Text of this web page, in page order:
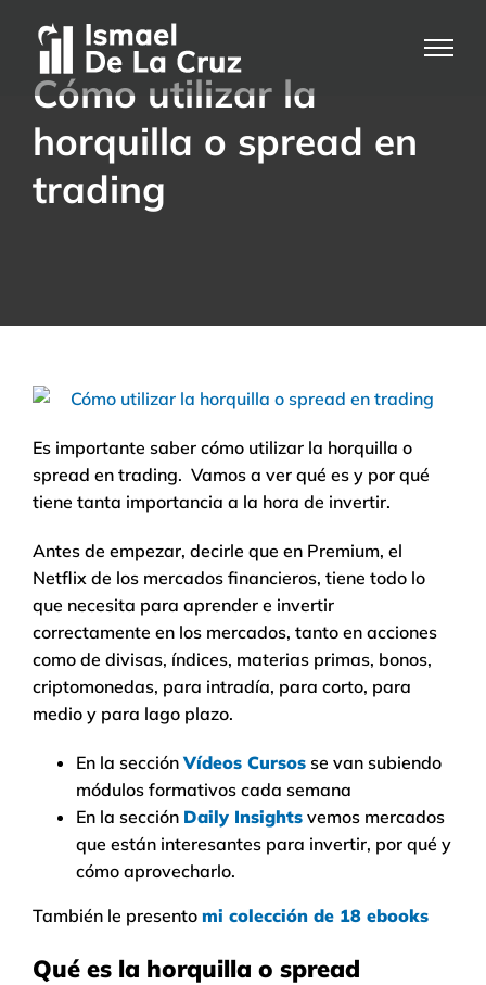
Cómo utilizar la
horquilla o spread en
trading
Es importante saber cómo utilizar la horquilla o
spread en trading. Vamos a ver qué es y por qué
tiene tanta importancia a la hora de invertir.
Antes de empezar, decirle que en Premium, el
Netflix de los mercados financieros, tiene todo lo
que necesita para aprender e invertir
correctamente en los mercados, tanto en acciones
como de divisas, índices, materias primas, bonos,
criptomonedas, para intradía, para corto, para
medio y para lago plazo.
En la sección Vídeos Cursos se van subiendo
módulos formativos cada semana
En la sección Daily Insights vemos mercados
que están interesantes para invertir, por qué y
cómo aprovecharlo.
También le presento mi colección de 18 ebooks
Qué es la horquilla o spread